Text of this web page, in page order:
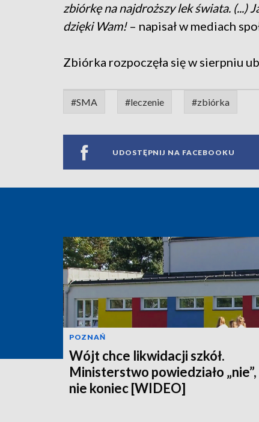
zbiórkę na najdroższy lek świata. (...)
dzięki Wam!– napisał w mediach
Zbiórka rozpoczęła się w sierpniu
#SMA #leczenie #zbiórka
UDOSTĘPNIJ NA FACEBOOKU
POZNAŃ
Wójt chce likwidacji szkół.
Ministerstwo powiedziało
nie koniec [WIDEO]